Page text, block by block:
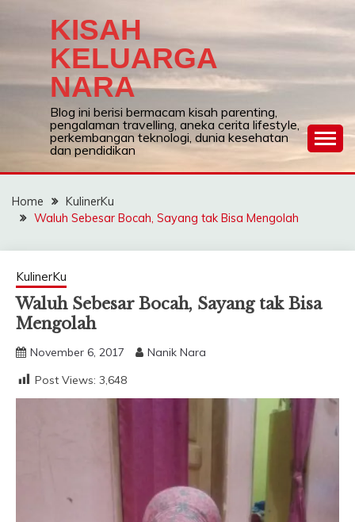
KISAH
KELUARGA
NARA
Blog ini berisi bermacam kisah parenting,
pengalaman travelling, aneka cerita lifestyle,
perkembangan teknologi, dunia kesehatan
dan pendidikan
Home
KulinerKu
Waluh Sebesar Bocah, Sayang tak Bisa Mengolah
KulinerKu
Waluh Sebesar Bocah, Sayang tak Bisa
Mengolah
November 6, 2017
Nanik Nara
Post Views: 3,648